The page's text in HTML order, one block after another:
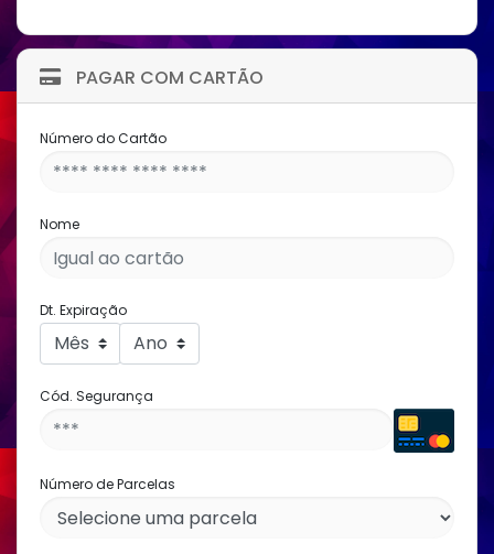
PAGAR COM CARTÃO
Número do Cartão
Nome
Dt. Expiração
Cód. Segurança
Número de Parcelas